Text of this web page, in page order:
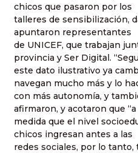
chicos que pasaron por los
talleres de sensibilización,
apuntaron representantes
de UNICEF, que trabajan
provincia y Ser Digital.
este dato ilustrativo ya
navegan mucho más y lo
con más autonomía, y
afirmaron, y acotaron que “a
medida que el nivel
chicos ingresan antes a las
redes sociales, por lo